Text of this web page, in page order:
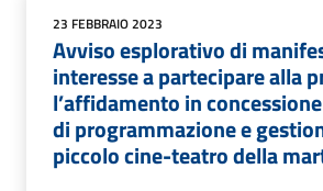
23 FEBBRAIO 2023
Avviso esplorativo di
interesse a partecipare alla
l’affidamento in
di programmazione e
piccolo cine-teatro della